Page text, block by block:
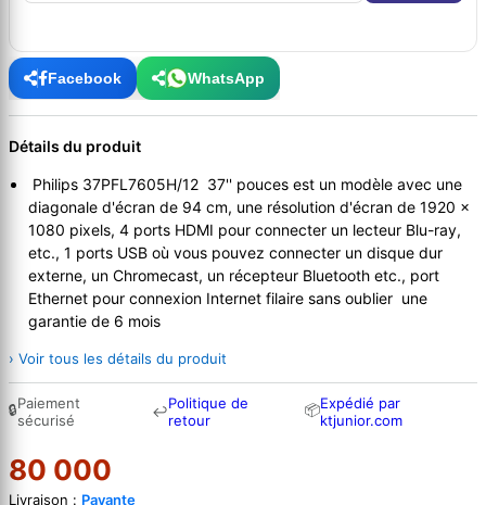
Facebook WhatsApp
Détails du produit
Philips 37PFL7605H/12 37'' pouces est un modèle avec une
diagonale d'écran de 94 cm, une résolution d'écran de 1920 x
1080 pixels, 4 ports HDMI pour connecter un lecteur Blu-ray,
etc., 1 ports USB où vous pouvez connecter un disque dur
externe, un Chromecast, un récepteur Bluetooth etc., port
Ethernet pour connexion Internet filaire sans oublier une
garantie de 6 mois
› Voir tous les détails du produit
🔒Paiement
sécurisé
↩Politique de
retour
📦Expédié par
ktjunior.com
80 000
Livraison : Payante